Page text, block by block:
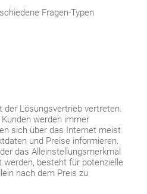
Fragen-Typen
der Lösungsvertrieb vertreten.
werden immer
sich über das Internet meist
und Preise informieren.
das Alleinstellungsmerkmal
besteht für potenzielle
nach dem Preis zu